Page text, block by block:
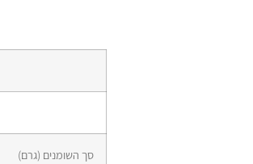
סך השומנים (גרם)